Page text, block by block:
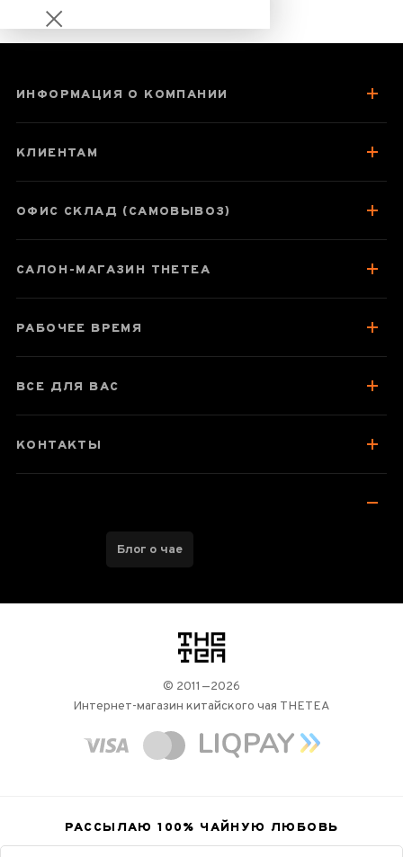
Паспорт товара
Отзывы чаеманов
ИНФОРМАЦИЯ О КОМПАНИИ
КЛИЕНТАМ
ОФИС СКЛАД (САМОВЫВОЗ)
САЛОН-МАГАЗИН THETEA
РАБОЧЕЕ ВРЕМЯ
ВСЕ ДЛЯ ВАС
КОНТАКТЫ
Блог о чае
логотип
© 2011—2026
Интернет-магазин китайского чая THETEA
РАССЫЛАЮ 100% ЧАЙНУЮ ЛЮБОВЬ